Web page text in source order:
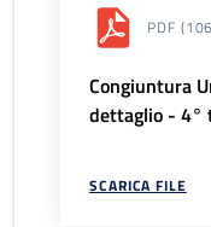
PDF
Congiuntura
dettaglio - 4°
SCARICA FILE